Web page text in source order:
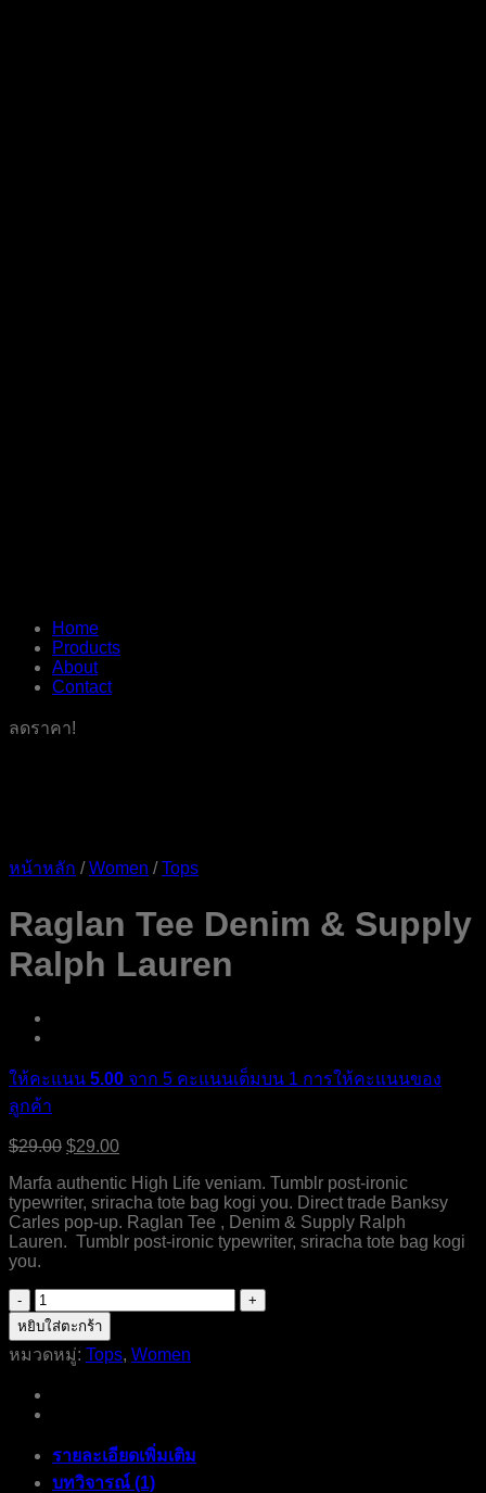
Home
Products
About
Contact
ลดราคา!
หน้าหลัก / Women / Tops
Raglan Tee Denim & Supply
Ralph Lauren
ให้คะแนน 5.00 จาก 5 คะแนนเต็มบน 1 การให้คะแนนของ
ลูกค้า
$29.00 $29.00
Marfa authentic High Life veniam. Tumblr post-ironic
typewriter, sriracha tote bag kogi you. Direct trade Banksy
Carles pop-up. Raglan Tee , Denim & Supply Ralph
Lauren. Tumblr post-ironic typewriter, sriracha tote bag kogi
you.
จำนวน
Raglan
Tee
Denim
Supply
Ralph
ชิ้น
หยิบใส่ตะกร้า
หมวดหมู่: Tops, Women
รายละเอียดเพิ่มเติม
บทวิจารณ์ (1)